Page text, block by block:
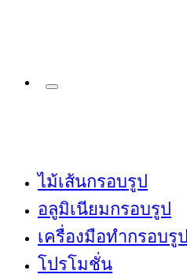
ไม้เส้นกรอบรูป
อลูมิเนียมกรอบรูป
เครื่องมือทำกรอบรูป
โปรโมชั่น